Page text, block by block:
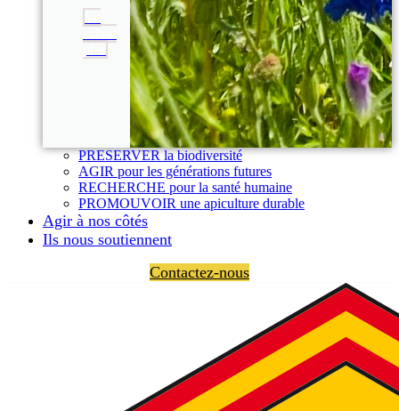
PRESERVER la biodiversité
AGIR pour les générations futures
RECHERCHE pour la santé humaine
PROMOUVOIR une apiculture durable
Agir à nos côtés
Ils nous soutiennent
Contactez-nous